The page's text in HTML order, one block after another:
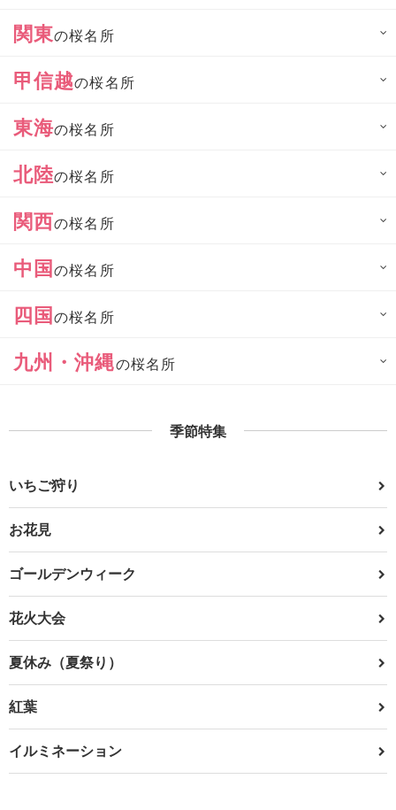
関東の桜名所
甲信越の桜名所
東海の桜名所
北陸の桜名所
関西の桜名所
中国の桜名所
四国の桜名所
九州・沖縄の桜名所
季節特集
いちご狩り
お花見
ゴールデンウィーク
花火大会
夏休み（夏祭り）
紅葉
イルミネーション